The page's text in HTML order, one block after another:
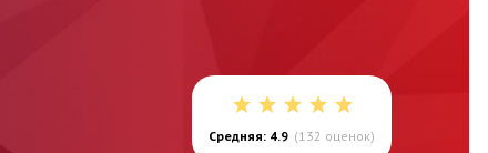
Средняя: 4.9 (132 оценок)